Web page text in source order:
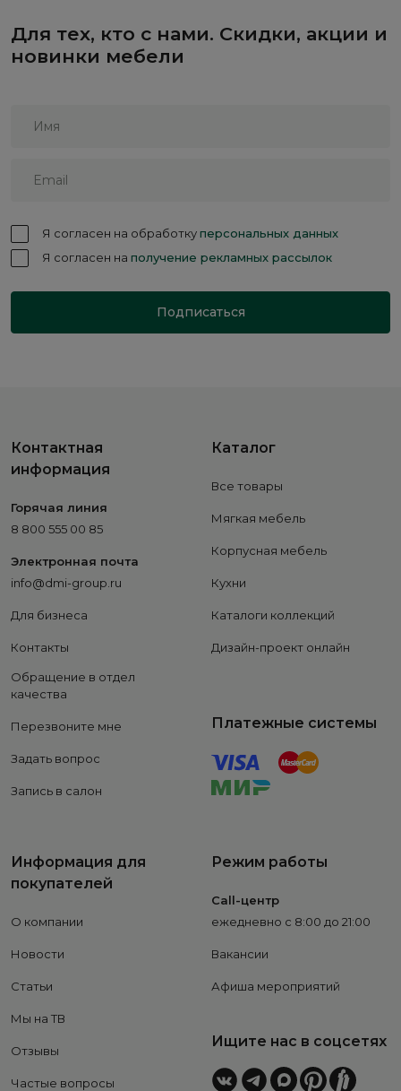
Для тех, кто с нами. Скидки, акции и
новинки мебели
Я согласен на обработкуперсональных данных
Я согласен на получение рекламных рассылок
Подписаться
Контактная
информация
Горячая линия
8 800 555 00 85
Электронная почта
info@dmi-group.ru
Для бизнеса
Контакты
Обращение в отдел
качества
Перезвоните мне
Задать вопрос
Запись в салон
Каталог
Все товары
Мягкая мебель
Корпусная мебель
Кухни
Каталоги коллекций
Дизайн-проект онлайн
Платежные системы
Информация для
покупателей
О компании
Новости
Статьи
Мы на ТВ
Отзывы
Частые вопросы
Режим работы
Call-центр
ежедневно с 8:00 до 21:00
Вакансии
Афиша мероприятий
Ищите нас в соцсетях